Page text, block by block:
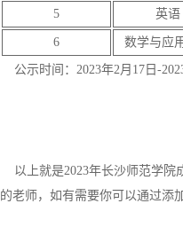
5 英语
6 数学与应
公示时间：2023年2月17日-
以上就是2023年长沙师范学院
的老师，如有需要你可以通过添